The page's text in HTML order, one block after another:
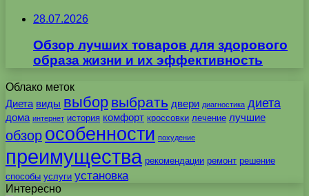
28.07.2026
Обзор лучших товаров для здорового
образа жизни и их эффективность
Облако меток
Диета виды выбор выбрать двери диагностика диета
дома интернет история комфорт кроссовки лечение лучшие
обзор особенности похудение
преимущества рекомендации ремонт решение
способы услуги установка
Интересно